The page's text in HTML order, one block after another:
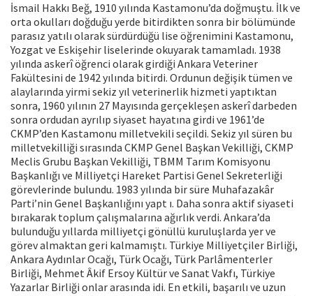
İsmail Hakkı Beğ, 1910 yılında Kastamonu’da doğmuştu. İlk ve
orta okulları doğduğu yerde bitirdikten sonra bir bölümünde
parasız yatılı olarak sürdürdüğü lise öğrenimini Kastamonu,
Yozgat ve Eskişehir liselerinde okuyarak tamamladı. 1938
yılında askerî öğrenci olarak girdiği Ankara Veteriner
Fakültesini de 1942 yılında bitirdi. Ordunun değişik tümen ve
alaylarında yirmi sekiz yıl veterinerlik hizmeti yaptıktan
sonra, 1960 yılının 27 Mayısında gerçekleşen askerî darbeden
sonra ordudan ayrılıp siyaset hayatına girdi ve 1961’de
CKMP’den Kastamonu milletvekili seçildi. Sekiz yıl süren bu
milletvekilliği sırasında CKMP Genel Başkan Vekilliği, CKMP
Meclis Grubu Başkan Vekilliği, TBMM Tarım Komisyonu
Başkanlığı ve Milliyetçi Hareket Partisi Genel Sekreterliği
görevlerinde bulundu. 1983 yılında bir süre Muhafazakâr
Parti’nin Genel Başkanlığını yapt ı. Daha sonra aktif siyaseti
bırakarak toplum çalışmalarına ağırlık verdi. Ankara’da
bulunduğu yıllarda milliyetçi gönüllü kuruluşlarda yer ve
görev almaktan geri kalmamıştı. Türkiye Milliyetçiler Birliği,
Ankara Aydınlar Ocağı, Türk Ocağı, Türk Parlâmenterler
Birliği, Mehmet Âkif Ersoy Kültür ve Sanat Vakfı, Türkiye
Yazarlar Birliği onlar arasında idi. En etkili, başarılı ve uzun